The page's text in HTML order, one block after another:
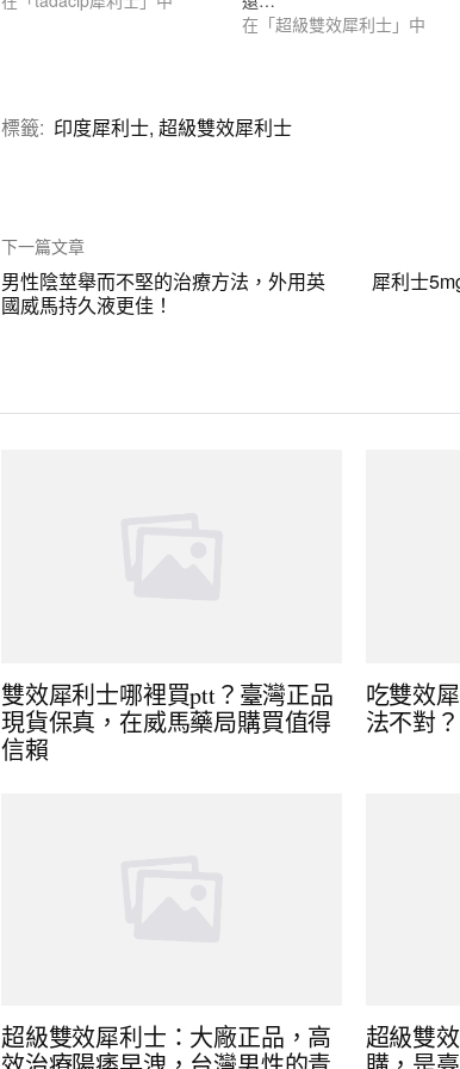
在「超級雙效犀利士」中
標籤: 印度犀利士, 超級雙效犀利士
下一篇文章
男性陰莖舉而不堅的治療方法，外用英
國威馬持久液更佳！
犀利士
雙效犀利士哪裡買ptt？臺灣正品
現貨保真，在威馬藥局購買值得
信賴
吃雙效
法不對？
超級雙效犀利士：大廠正品，高
超級雙